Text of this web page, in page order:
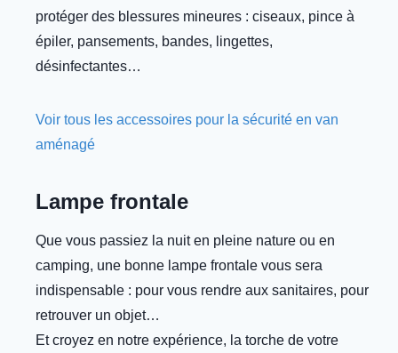
protéger des blessures mineures : ciseaux, pince à
épiler, pansements, bandes, lingettes,
désinfectantes…
Voir tous les accessoires pour la sécurité en van
aménagé
Lampe frontale
Que vous passiez la nuit en pleine nature ou en
camping, une bonne lampe frontale vous sera
indispensable : pour vous rendre aux sanitaires, pour
retrouver un objet…
Et croyez en notre expérience, la torche de votre